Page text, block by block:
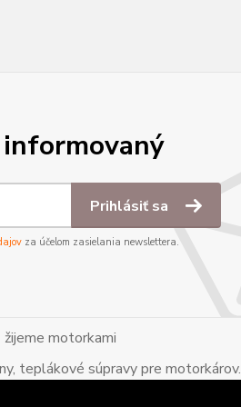
Prihlásiť sa
za účelom zasielania newslettera.
žijeme motorkami
teplákové súpravy pre motorkárov.